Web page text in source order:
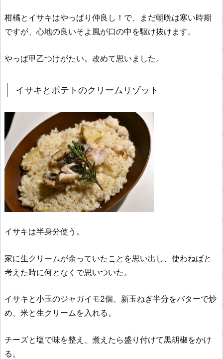
柑橘とイサキはやっぱり仲良し！で、まだ朝晩は寒い時期
ですが、心地の良いそよ風が口の中を駆け抜けます。
やっぱ甲乙つけがたい。改めて思いました。
イサキとポテトのクリームリゾット
イサキは半身分使う。
家に生クリームが余っていたことを思い出し、使わねばと
考えた時に何となくで思いついた。
イサキと小玉のジャガイモ2個、新玉ねぎ半分をバターで炒
め、米と生クリームを入れる。
チーズと塩で味を整え、煮えたら盛り付けて黒胡椒をかけ
る。